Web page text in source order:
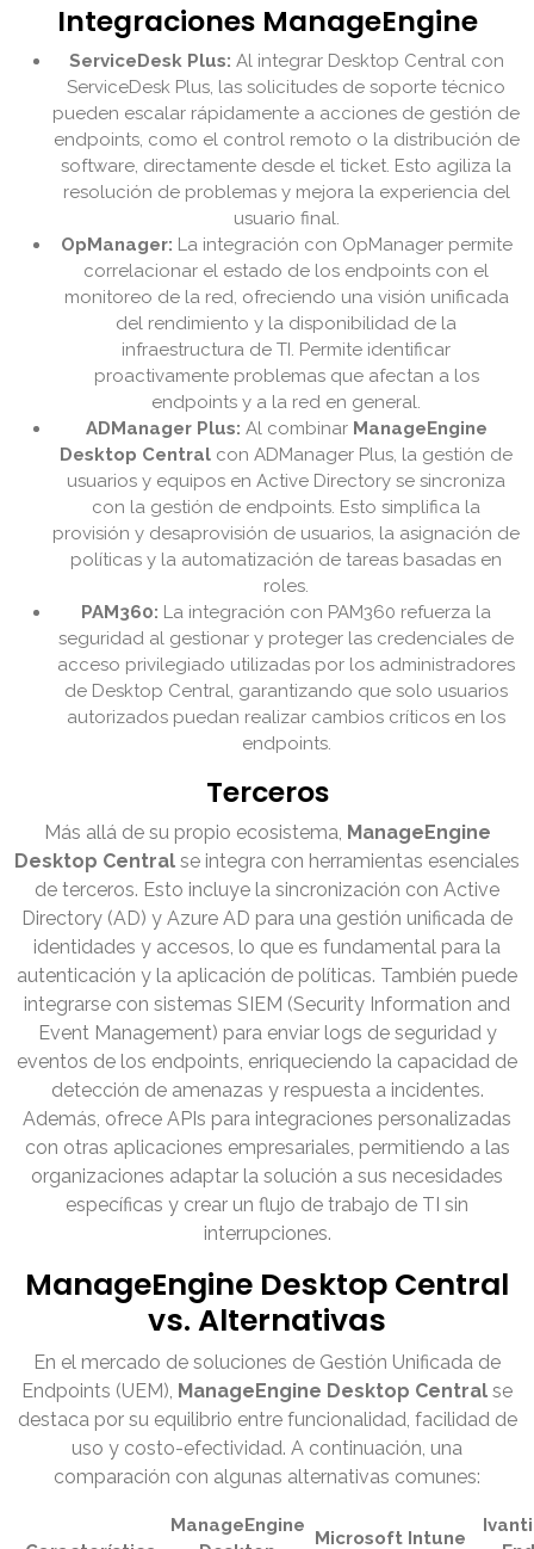
Integraciones ManageEngine
ServiceDesk Plus: Al integrar Desktop Central con
ServiceDesk Plus, las solicitudes de soporte técnico
pueden escalar rápidamente a acciones de gestión de
endpoints, como el control remoto o la distribución de
software, directamente desde el ticket. Esto agiliza la
resolución de problemas y mejora la experiencia del
usuario final.
OpManager: La integración con OpManager permite
correlacionar el estado de los endpoints con el
monitoreo de la red, ofreciendo una visión unificada
del rendimiento y la disponibilidad de la
infraestructura de TI. Permite identificar
proactivamente problemas que afectan a los
endpoints y a la red en general.
ADManager Plus: Al combinar ManageEngine
Desktop Central con ADManager Plus, la gestión de
usuarios y equipos en Active Directory se sincroniza
con la gestión de endpoints. Esto simplifica la
provisión y desaprovisión de usuarios, la asignación de
políticas y la automatización de tareas basadas en
roles.
PAM360: La integración con PAM360 refuerza la
seguridad al gestionar y proteger las credenciales de
acceso privilegiado utilizadas por los administradores
de Desktop Central, garantizando que solo usuarios
autorizados puedan realizar cambios críticos en los
endpoints.
Terceros
Más allá de su propio ecosistema, ManageEngine
Desktop Central se integra con herramientas esenciales
de terceros. Esto incluye la sincronización con Active
Directory (AD) y Azure AD para una gestión unificada de
identidades y accesos, lo que es fundamental para la
autenticación y la aplicación de políticas. También puede
integrarse con sistemas SIEM (Security Information and
Event Management) para enviar logs de seguridad y
eventos de los endpoints, enriqueciendo la capacidad de
detección de amenazas y respuesta a incidentes.
Además, ofrece APIs para integraciones personalizadas
con otras aplicaciones empresariales, permitiendo a las
organizaciones adaptar la solución a sus necesidades
específicas y crear un flujo de trabajo de TI sin
interrupciones.
ManageEngine Desktop Central
vs. Alternativas
En el mercado de soluciones de Gestión Unificada de
Endpoints (UEM), ManageEngine Desktop Central se
destaca por su equilibrio entre funcionalidad, facilidad de
uso y costo-efectividad. A continuación, una
comparación con algunas alternativas comunes:
ManageEngine
Microsoft Intune